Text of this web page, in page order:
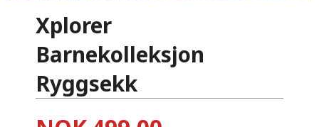
Xplorer
Barnekolleksjon
Ryggsekk